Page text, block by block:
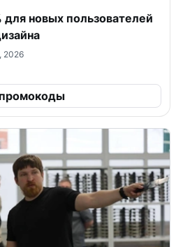
для новых пользователей
2026